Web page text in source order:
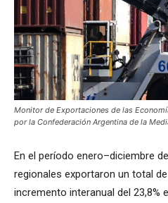
Monitor de Exportaciones de las
por la Confederación Argentina de la
En el período enero–diciembre
regionales exportaron un total
incremento interanual del 23,8%